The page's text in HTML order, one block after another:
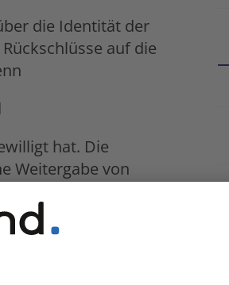
die Identität der
auf die
hat. Die
Weitergabe von
vorliegen. Die
bleibt unberührt.
einer Meldung sind,
abweichend von